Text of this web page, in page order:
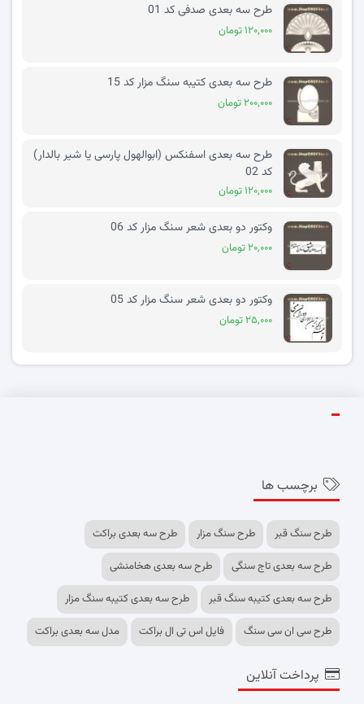
طرح سه بعدی صدفی کد 01
۱۲۰,۰۰۰ تومان
طرح سه بعدی کتیبه سنگ مزار کد 15
۲۰۰,۰۰۰ تومان
طرح سه بعدی اسفنکس (ابوالهول پارسی یا شیر بالدار)
کد 02
۱۲۰,۰۰۰ تومان
وکتور دو بعدی شعر سنگ مزار کد 06
۲۰,۰۰۰ تومان
وکتور دو بعدی شعر سنگ مزار کد 05
۲۵,۰۰۰ تومان
برچسب ها
طرح سنگ قبر طرح سنگ مزار
طرح سه بعدی براکت
طرح سه بعدی تاج سنگی
طرح سه بعدی هخامنشی
طرح سه بعدی کتیبه سنگ قبر
طرح سه بعدی کتیبه سنگ مزار
طرح سی ان سی سنگ
فایل اس تی ال براکت مدل سه بعدی براکت
پرداخت آنلاین